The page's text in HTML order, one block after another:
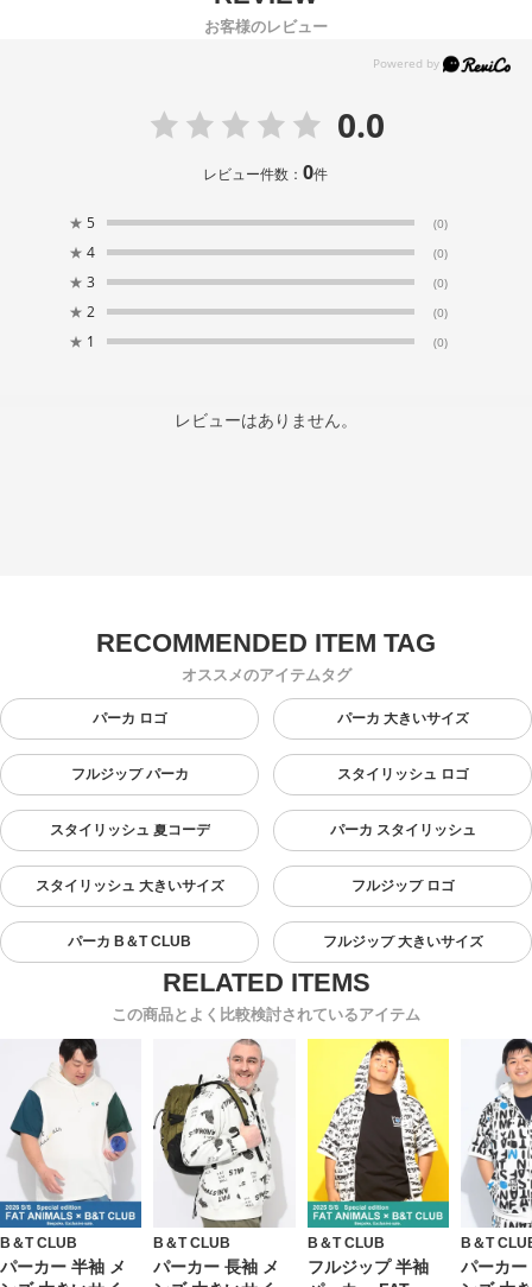
お客様のレビュー
0.0
レビュー件数：0件
★ 5 (0)
★ 4 (0)
★ 3 (0)
★ 2 (0)
★ 1 (0)
レビューはありません。
オススメのアイテムタグ
パーカ ロゴ パーカ 大きいサイズ
フルジップ パーカ スタイリッシュ ロゴ
スタイリッシュ 夏コーデ パーカ スタイリッシュ
スタイリッシュ 大きいサイズ フルジップ ロゴ
パーカ B＆T CLUB フルジップ 大きいサイズ
この商品とよく比較検討されているアイテム
B＆T CLUB
パーカー 半袖 メ
B＆T CLUB
パーカー 長袖 メ
B＆T CLUB
フルジップ 半袖
B＆T
パーカー